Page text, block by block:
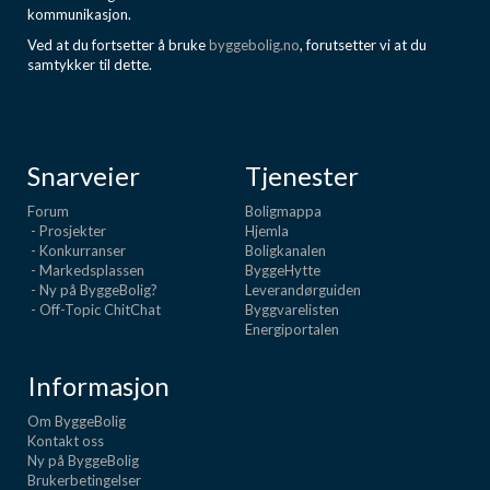
kommunikasjon.
Ved at du fortsetter å brukebyggebolig.no, forutsetter vi at du
samtykker til dette.
Snarveier
Forum
- Prosjekter
- Konkurranser
- Markedsplassen
- Ny på ByggeBolig?
- Off-Topic ChitChat
Tjenester
Boligmappa
Hjemla
Boligkanalen
ByggeHytte
Leverandørguiden
Byggvarelisten
Energiportalen
Informasjon
Om ByggeBolig
Kontakt oss
Ny på ByggeBolig
Brukerbetingelser